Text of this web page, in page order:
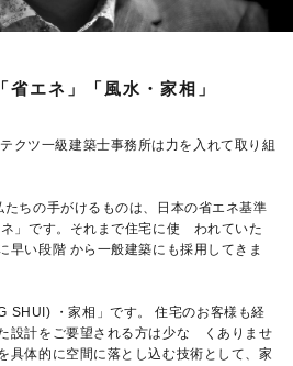
エネ」「風水・家相」
クツ一級建築士事務所は力を入れて取り組
ちの手がけるものは、日本の省エネ基準
」です。それまで住宅に使 われていた
早い段階 から一般建築にも採用してきま
SHUI) ・家相」です。 住宅のお客様も経
設計をご要望される方は少な くありませ
具体的に空間に落とし込む技術として、家